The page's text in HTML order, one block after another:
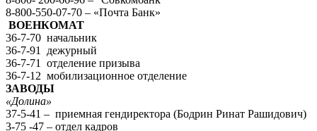
8-800-550-07-70 – «Почта Банк»
ВОЕНКОМАТ
36-7-70 начальник
36-7-91 дежурный
36-7-71 отделение призыва
36-7-12 мобилизационное отделение
ЗАВОДЫ
«Долина»
37-5-41 – приемная гендиректора (Бодрин Ринат Рашидович)
3-75 -47 – отдел кадров